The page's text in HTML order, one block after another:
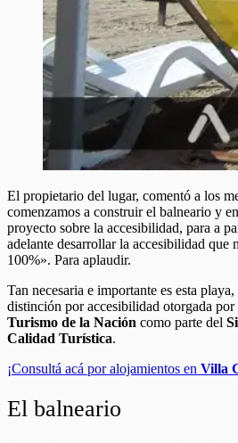
El propietario del lugar, comentó a los
comenzamos a construir el balneario y
proyecto sobre la accesibilidad, para a
adelante desarrollar la accesibilidad que
100%». Para aplaudir.
Tan necesaria e importante es esta
distinción por accesibilidad otorgada por
Turismo de la Nación como parte del
Calidad Turística.
¡Consultá acá por alojamientos en Villa
El balneario